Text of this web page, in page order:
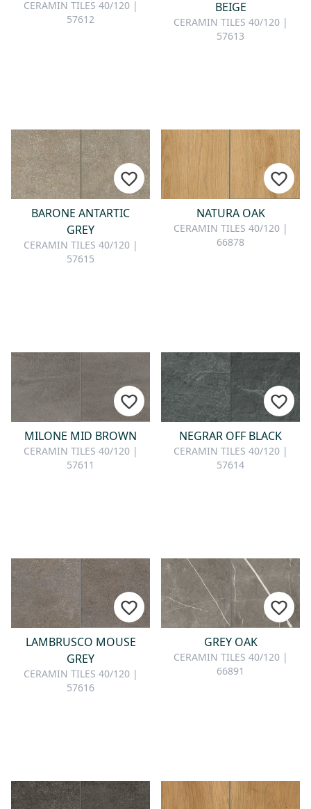
KONTAKT
unser Kontaktformular.
Zur Kontaktanfrage
CERAMIN TILES 40/120 |
57612
BEIGE
CERAMIN TILES 40/120 |
57613
BARONE ANTARTIC
GREY
CERAMIN TILES 40/120 |
57615
NATURA OAK
CERAMIN TILES 40/120 |
66878
MILONE MID BROWN
CERAMIN TILES 40/120 |
57611
NEGRAR OFF BLACK
CERAMIN TILES 40/120 |
57614
LAMBRUSCO MOUSE
GREY
CERAMIN TILES 40/120 |
57616
GREY OAK
CERAMIN TILES 40/120 |
66891